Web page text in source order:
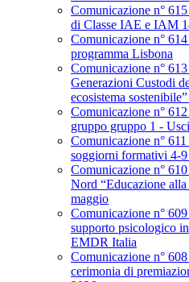
Comunicazione n°
di Classe IAE e IAM
Comunicazione n°
programma Lisbona
Comunicazione n°
Generazioni Custodi
ecosistema
Comunicazione n°
gruppo gruppo 1 -
Comunicazione n°
soggiorni formativi 4-
Comunicazione n°
Nord “Educazione
maggio
Comunicazione n°
supporto psicologico
EMDR Italia
Comunicazione n°
cerimonia di